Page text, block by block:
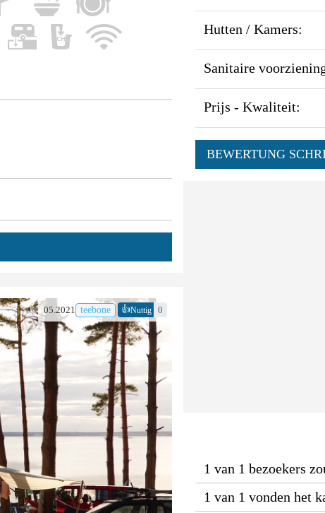
05.2021 teebone 👍Nuttig 0
Hutten / Kamers:
Sanitaire
Prijs - Kwaliteit:
BEWERTUNG
1 van 1 bezoekers
1 van 1 vonden het